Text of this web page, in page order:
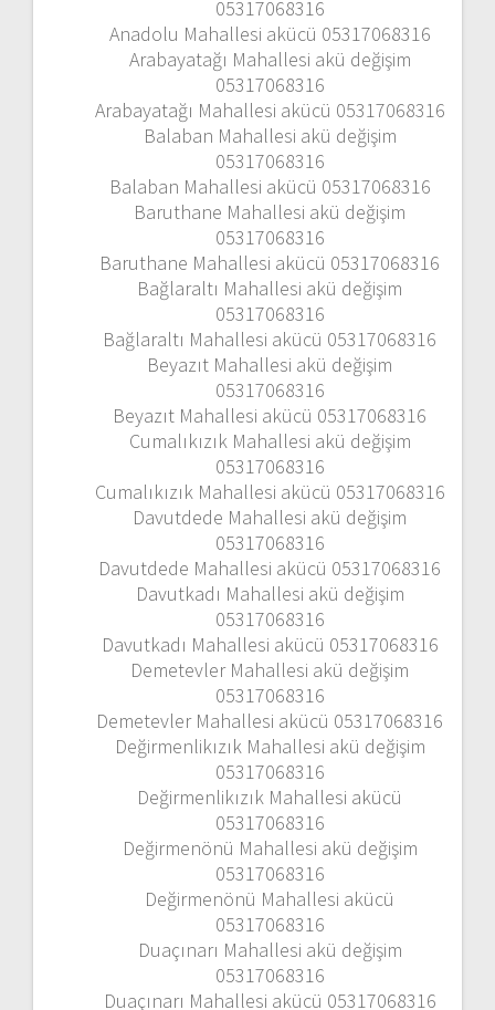
05317068316
Anadolu Mahallesi akücü 05317068316
Arabayatağı Mahallesi akü değişim
05317068316
Arabayatağı Mahallesi akücü 05317068316
Balaban Mahallesi akü değişim
05317068316
Balaban Mahallesi akücü 05317068316
Baruthane Mahallesi akü değişim
05317068316
Baruthane Mahallesi akücü 05317068316
Bağlaraltı Mahallesi akü değişim
05317068316
Bağlaraltı Mahallesi akücü 05317068316
Beyazıt Mahallesi akü değişim
05317068316
Beyazıt Mahallesi akücü 05317068316
Cumalıkızık Mahallesi akü değişim
05317068316
Cumalıkızık Mahallesi akücü 05317068316
Davutdede Mahallesi akü değişim
05317068316
Davutdede Mahallesi akücü 05317068316
Davutkadı Mahallesi akü değişim
05317068316
Davutkadı Mahallesi akücü 05317068316
Demetevler Mahallesi akü değişim
05317068316
Demetevler Mahallesi akücü 05317068316
Değirmenlikızık Mahallesi akü değişim
05317068316
Değirmenlikızık Mahallesi akücü
05317068316
Değirmenönü Mahallesi akü değişim
05317068316
Değirmenönü Mahallesi akücü
05317068316
Duaçınarı Mahallesi akü değişim
05317068316
Duaçınarı Mahallesi akücü 05317068316